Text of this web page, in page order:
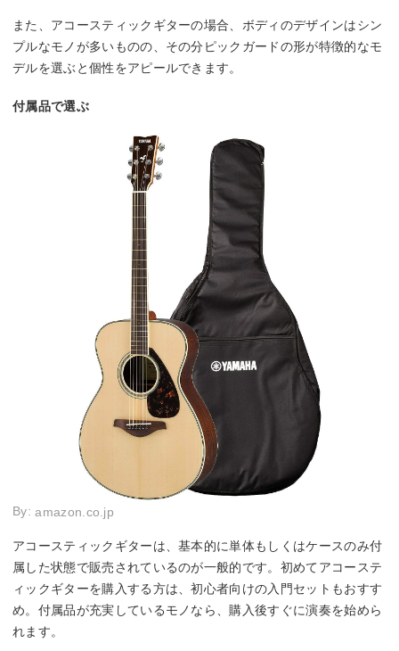
また、アコースティックギターの場合、ボディのデザインはシン
プルなモノが多いものの、その分ピックガードの形が特徴的なモ
デルを選ぶと個性をアピールできます。
付属品で選ぶ
By:amazon.co.jp
アコースティックギターは、基本的に単体もしくはケースのみ付
属した状態で販売されているのが一般的です。初めてアコーステ
ィックギターを購入する方は、初心者向けの入門セットもおすす
め。付属品が充実しているモノなら、購入後すぐに演奏を始めら
れます。